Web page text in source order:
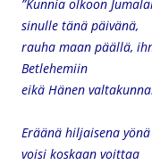
”Kunnia olkoon
sinulle tänä päivänä,
rauha maan päällä,
Betlehemiin
eikä Hänen
Eräänä hiljaisena
voisi koskaan voittaa